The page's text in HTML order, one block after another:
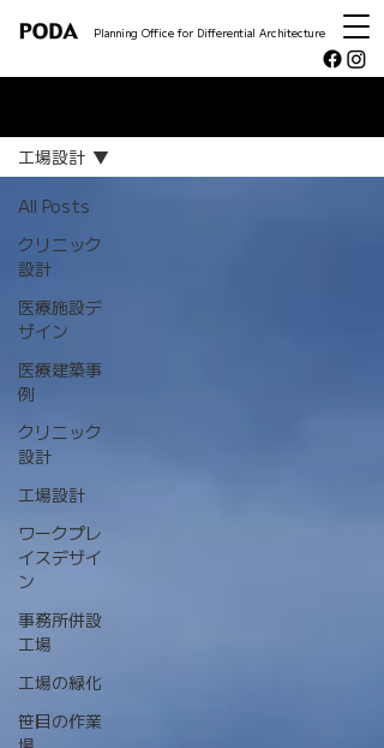
Planning Office for Differential Architecture
All Posts
クリニック
設計
医療施設デ
ザイン
医療建築事
例
クリニック
設計
工場設計
ワークプレ
イスデザイ
ン
事務所併設
工場
工場の緑化
笹目の作業
工場設計